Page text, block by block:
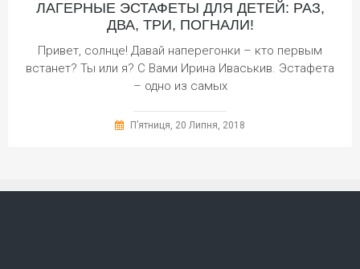
ЛАГЕРНЫЕ ЭСТАФЕТЫ ДЛЯ ДЕТЕЙ: РАЗ,
ДВА, ТРИ, ПОГНАЛИ!
Привет, солнце! Давай наперегонки – кто первым
встанет? Ты или я? С Вами Ирина Иваськив. Эстафета
– одно из самых
П’ятниця, 20 Липня, 2018